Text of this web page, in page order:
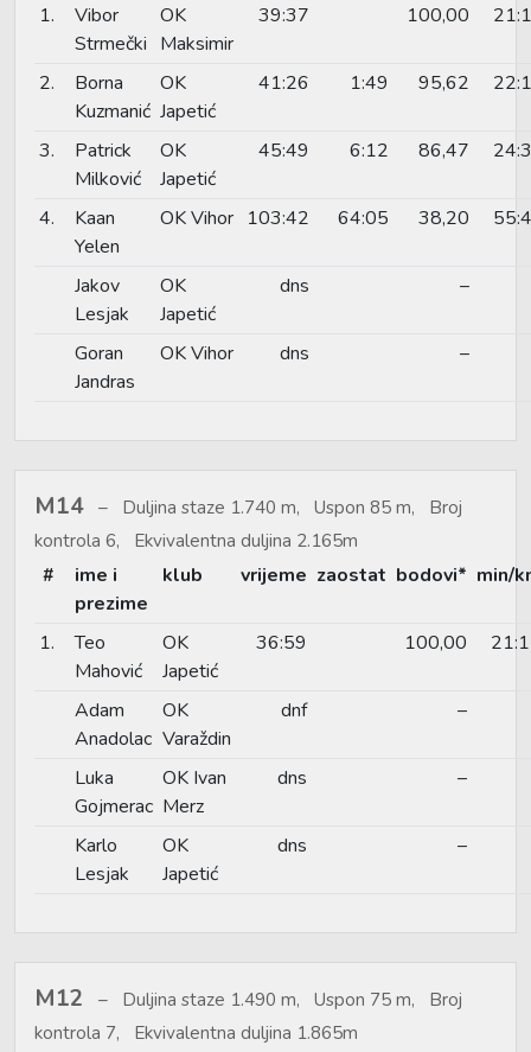
1.
Vibor
Strmečki
OK
Maksimir
39:37 100,00
2.
Borna
Kuzmanić
OK
Japetić
41:26 1:49 95,62
3.
Patrick
Milković
OK
Japetić
45:49 6:12 86,47
4.
Kaan
Yelen
OK Vihor 103:42 64:05 38,20
Jakov
Lesjak
OK
Japetić
dns –
Goran
Jandras
OK Vihor dns –
M14
Duljina staze 1.740 m, Uspon 85 m, Broj
kontrola 6, Ekvivalentna duljina 2.165m
#
ime i
prezime
klub vrijeme zaostat bodovi* min/
1.
Teo
Mahović
OK
Japetić
36:59 100,00
Adam
Anadolac
OK
Varaždin
dnf –
Luka
Gojmerac
OK Ivan
Merz
dns –
Karlo
Lesjak
OK
Japetić
dns –
M12
Duljina staze 1.490 m, Uspon 75 m, Broj
kontrola 7, Ekvivalentna duljina 1.865m